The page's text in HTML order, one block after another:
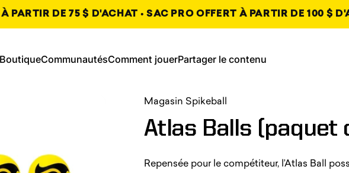
PARTIR DE 75 $ D'ACHAT • SAC PRO OFFERT À PARTIR DE 100 $
CommunautésComment jouerPartager le contenu
Magasin Spikeball
Atlas Balls (paquet
Repensée pour le compétiteur, l’Atlas Ball
, s’ouvre dans un nouvel onglet
, s’ouvre dans un nouvel onglet
, s’ouvre dans un nouvel onglet